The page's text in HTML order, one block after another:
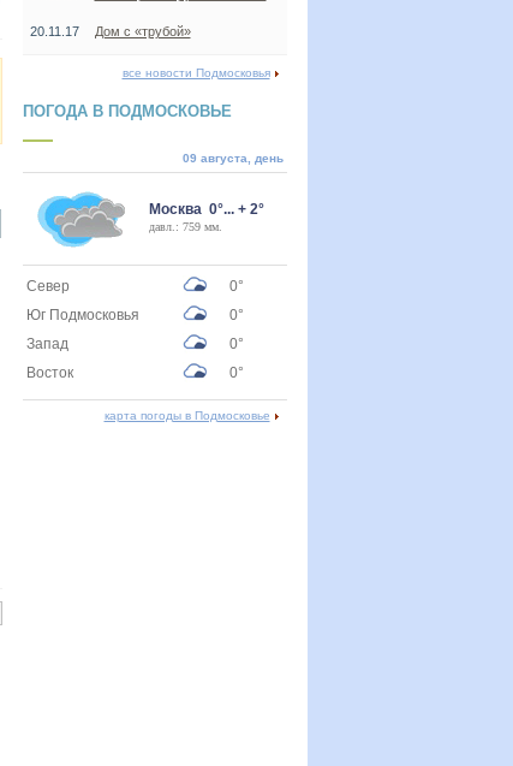
20.11.17 Дом с «трубой»
все новости Подмосковья
ПОГОДА В ПОДМОСКОВЬЕ
09 августа, день
Москва 0°... + 2°
давл.: 759 мм.
Север
0°
Юг Подмосковья
0°
Запад
0°
Восток
0°
карта погоды в Подмосковье